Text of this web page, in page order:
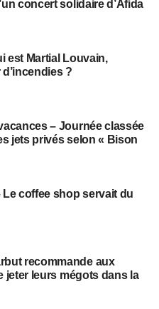
concert solidaire d’Afida
est Martial Louvain,
?
– Journée classée
jets privés selon « Bison
Le coffee shop servait du
recommande aux
jeter leurs mégots dans la